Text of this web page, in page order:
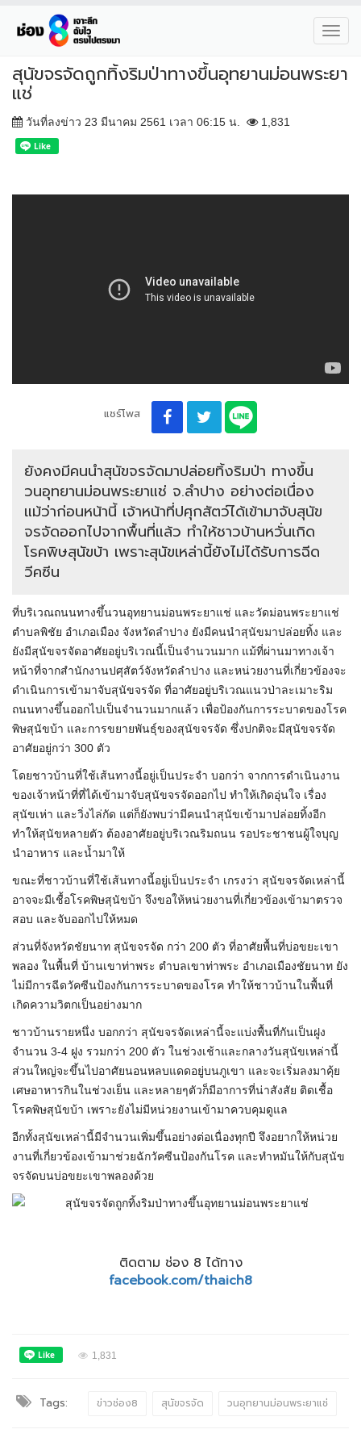
สุนัขจรจัดถูกทิ้งริมป่าทางขึ้นอุทยานม่อนพระยา
แช่
วันที่ลงข่าว 23 มีนาคม 2561 เวลา 06:15 น. 1,831
แชร์โพส
ยังคงมีคนนำสุนัขจรจัดมาปล่อยทิ้งริมป่า ทางขึ้น
วนอุทยานม่อนพระยาแช่ จ.ลำปาง อย่างต่อเนื่อง
แม้ว่าก่อนหน้านี้ เจ้าหน้าที่ปศุกสัตว์ได้เข้ามาจับสุนัข
จรจัดออกไปจากพื้นที่แล้ว ทำให้ชาวบ้านหวั่นเกิด
โรคพิษสุนัขบ้า เพราะสุนัขเหล่านี้ยังไม่ได้รับการฉีด
วีคซีน
ที่บริเวณถนนทางขึ้นวนอุทยานม่อนพระยาแช่ และวัดม่อนพระยาแช่
ตำบลพิชัย อำเภอเมือง จังหวัดลำปาง ยังมีคนนำสุนัขมาปล่อยทิ้ง และ
ยังมีสุนัขจรจัดอาศัยอยู่บริเวณนี้เป็นจำนวนมาก แม้ที่ผ่านมาทางเจ้า
หน้าที่จากสำนักงานปศุสัตว์จังหวัดลำปาง และหน่วยงานที่เกี่ยวข้องจะ
ดำเนินการเข้ามาจับสุนัขจรจัด ที่อาศัยอยู่บริเวณแนวป่าละเมาะริม
ถนนทางขึ้นออกไปเป็นจำนวนมากแล้ว เพื่อป้องกันการระบาดของโรค
พิษสุนัขบ้า และการขยายพันธุ์ของสุนัขจรจัด ซึ่งปกติจะมีสุนัขจรจัด
อาศัยอยู่กว่า 300 ตัว
โดยชาวบ้านที่ใช้เส้นทางนี้อยู่เป็นประจำ บอกว่า จากการดำเนินงาน
ของเจ้าหน้าที่ที่ได้เข้ามาจับสุนัขจรจัดออกไป ทำให้เกิดอุ่นใจ เรื่อง
สุนัขเห่า และวิ่งไล่กัด แต่ก็ยังพบว่ามีคนนำสุนัขเข้ามาปล่อยทิ้งอีก
ทำให้สุนัขหลายตัว ต้องอาศัยอยู่บริเวณริมถนน รอประชาชนผู้ใจบุญ
นำอาหาร และน้ำมาให้
ขณะที่ชาวบ้านที่ใช้เส้นทางนี้อยู่เป็นประจำ เกรงว่า สุนัขจรจัดเหล่านี้
อาจจะมีเชื้อโรคพิษสุนัขบ้า จึงขอให้หน่วยงานที่เกี่ยวข้องเข้ามาตรวจ
สอบ และจับออกไปให้หมด
ส่วนที่จังหวัดชัยนาท สุนัขจรจัด กว่า 200 ตัว ที่อาศัยพื้นที่บ่อขยะเขา
พลอง ในพื้นที่ บ้านเขาท่าพระ ตำบลเขาท่าพระ อำเภอเมืองชัยนาท ยัง
ไม่มีการฉีดวัคซีนป้องกันการระบาดของโรค ทำให้ชาวบ้านในพื้นที่
เกิดความวิตกเป็นอย่างมาก
ชาวบ้านรายหนึ่ง บอกกว่า สุนัขจรจัดเหล่านี้จะแบ่งพื้นที่กันเป็นฝูง
จำนวน 3-4 ฝูง รวมกว่า 200 ตัว ในช่วงเช้าและกลางวันสุนัขเหล่านี้
ส่วนใหญ่จะขึ้นไปอาศัยนอนหลบแดดอยู่บนภูเขา และจะเริ่มลงมาคุ้ย
เศษอาหารกินในช่วงเย็น และหลายๆตัวก็มีอาการที่น่าสังสัย ติดเชื้อ
โรคพิษสุนัขบ้า เพราะยังไม่มีหน่วยงานเข้ามาควบคุมดูแล
อีกทั้งสุนัขเหล่านี้มีจำนวนเพิ่มขึ้นอย่างต่อเนื่องทุกปี จึงอยากให้หน่วย
งานที่เกี่ยวข้องเข้ามาช่วยฉักวัคซีนป้องกันโรค และทำหมันให้กับสุนัข
จรจัดบนบ่อขยะเขาพลองด้วย
ติดตาม ช่อง 8 ได้ทาง
facebook.com/thaich8
1,831
Tags: ข่าวช่อง8 สุนัขจรจัด วนอุทยานม่อนพระยาแช่